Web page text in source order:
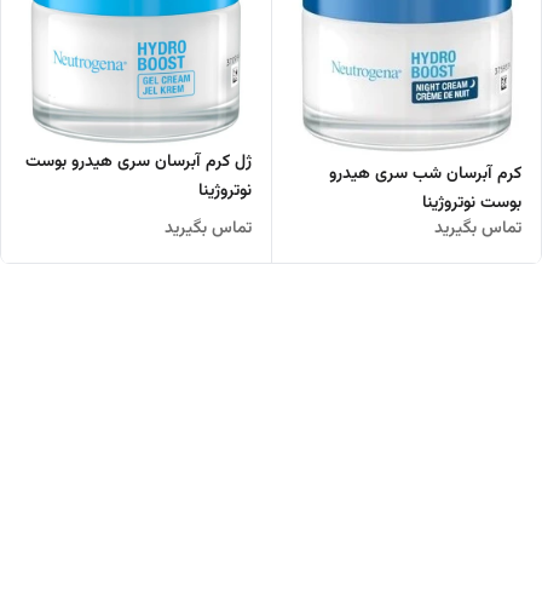
کرم آبرسان شب سری هیدرو
بوست نوتروژینا
تماس بگیرید
ژل کرم آبرسان سری هیدرو بوست
نوتروژینا
تماس بگیرید